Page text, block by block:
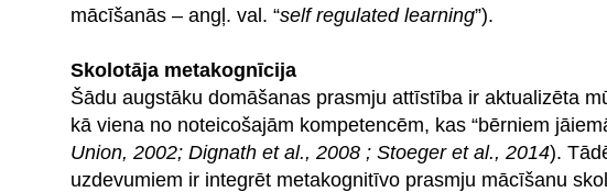
mācīšanās – angļ. val. “self regulated learning”).
Skolotāja metakognīcija
Šādu augstāku domāšanas prasmju attīstība ir aktualizēta
kā viena no noteicošajām kompetencēm, kas “bērniem
Union, 2002; Dignath et al., 2008 ; Stoeger et al., 2014).
uzdevumiem ir integrēt metakognitīvo prasmju mācīšanu